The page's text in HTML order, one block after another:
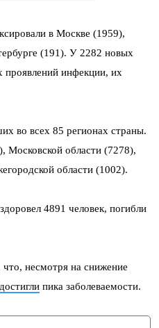
в Москве (1959),
(191). У 2282 новых
проявлений инфекции, их
во всех 85 регионах страны.
Московской области (7278),
области (1002).
4891 человек, погибли
несмотря на снижение
пика заболеваемости.